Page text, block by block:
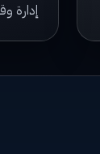
إدارة